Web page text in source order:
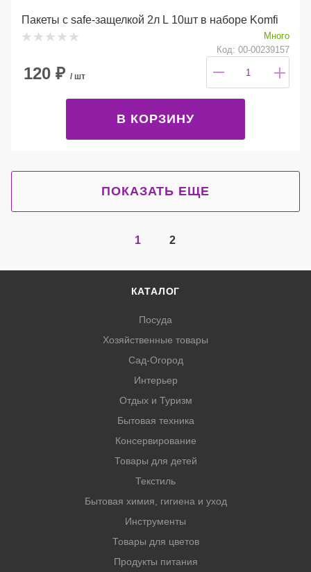
Пакеты с safe-защелкой 2л L 10шт в наборе Komfi
Много
Код: 00-00239157
120 ₽ / шт
В КОРЗИНУ
ПОКАЗАТЬ ЕЩЕ
1 2
КАТАЛОГ
Посуда
Хозяйственные товары
Сад-Огород
Интерьер
Отдых и Туризм
Бытовая техника
Консервирование
Товары для детей
Текстиль
Бытовая химия, гигиена и уход
Инструменты
Товары для цветов
Продукты питания